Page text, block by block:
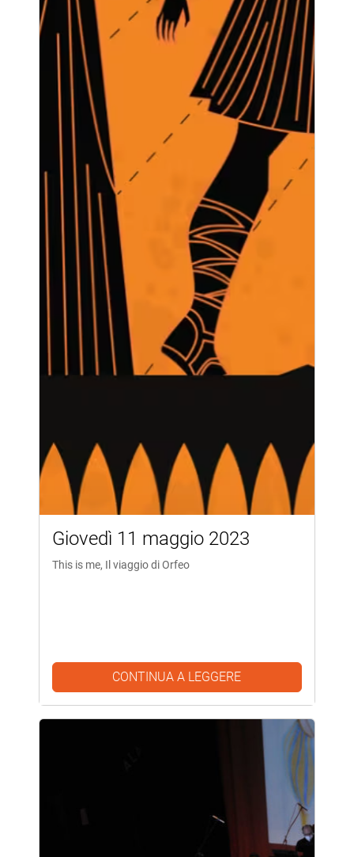
Giovedì 11 maggio 2023
This is me, Il viaggio di Orfeo
CONTINUA A LEGGERE